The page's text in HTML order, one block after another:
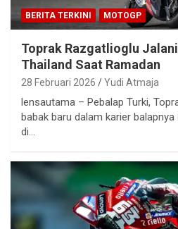
BERITA TERKINI MOTOGP
Toprak Razgatlioglu
Thailand Saat Ramadan
28 Februari 2026 Yudi Atmaja
lensautama – Pebalap Turki,
babak baru dalam karier
di…